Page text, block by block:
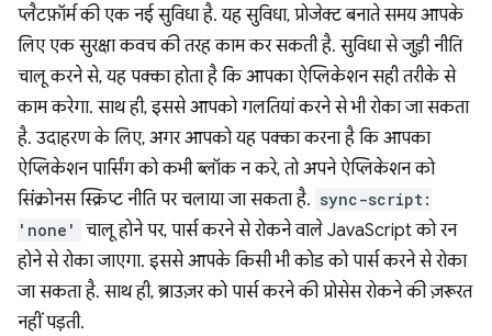
प्लैटफ़ॉर्म की एक नई सुविधा है. यह सुविधा, प्रोजेक्ट बनाते समय आपके
लिए एक सुरक्षा कवच की तरह काम कर सकती है. सुविधा से जुड़ी नीति
चालू करने से, यह पक्का होता है कि आपका ऐप्लिकेशन सही तरीके से
काम करेगा. साथ ही, इससे आपको गलतियां करने से भी रोका जा सकता
है. उदाहरण के लिए, अगर आपको यह पक्का करना है कि आपका
ऐप्लिकेशन पार्सिंग को कभी ब्लॉक न करे, तो अपने ऐप्लिकेशन को
सिंक्रोनस स्क्रिप्ट नीति पर चलाया जा सकता है. sync-script:
'none'
चालू होने पर, पार्स करने से रोकने वाले JavaScript को रन
होने से रोका जाएगा. इससे आपके किसी भी कोड को पार्स करने से रोका
जा सकता है. साथ ही, ब्राउज़र को पार्स करने की प्रोसेस रोकने की ज़रूरत
नहीं पड़ती.